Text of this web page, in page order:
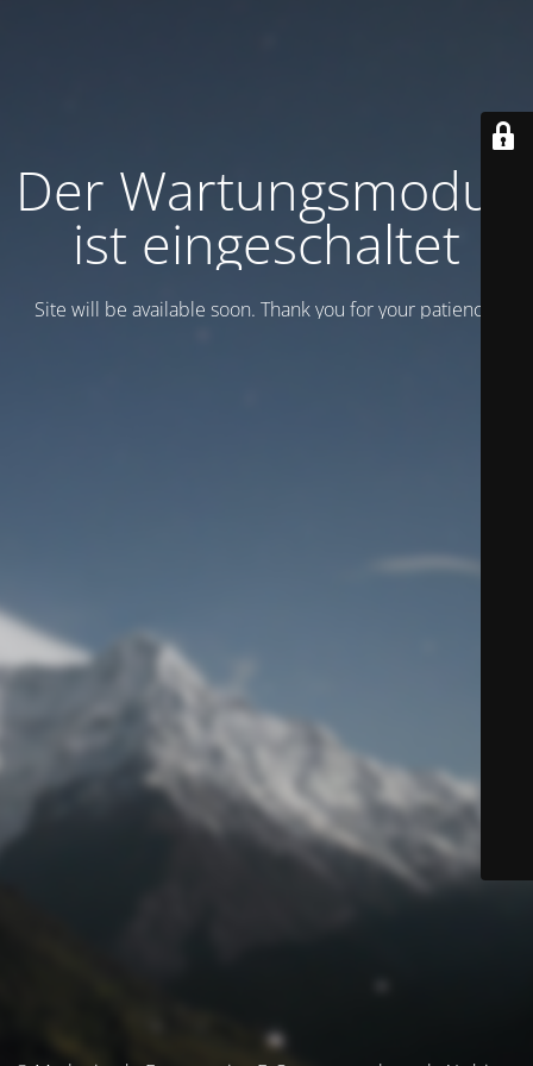
Der Wartungsmodus
ist eingeschaltet
Site will be available soon. Thank you for your patience!